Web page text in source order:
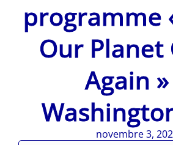
programme
Our Planet
Again
novembre 3,